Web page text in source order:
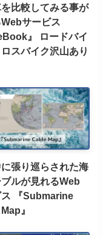
比較してみる事が
サービス
』 ロードバイ
スバイク沢山あり
張り巡らされた海
ルが見れるWeb
『Submarine
』